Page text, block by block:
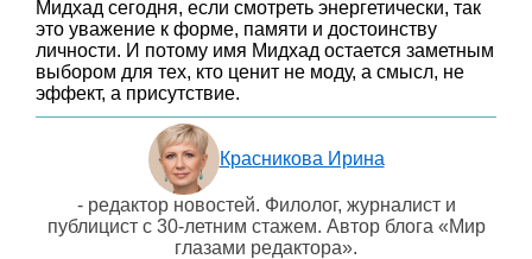
Мидхад сегодня, если смотреть энергетически, так
это уважение к форме, памяти и достоинству
личности. И потому имя Мидхад остается заметным
выбором для тех, кто ценит не моду, а смысл, не
эффект, а присутствие.
Красникова Ирина
- редактор новостей. Филолог, журналист и
публицист с 30-летним стажем. Автор блога «Мир
глазами редактора».